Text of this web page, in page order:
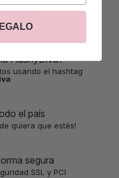
la moda
lo nuevo
FlashyDiva?
usando el hashtag
el país
quiera que estés!
segura
SSL y PCI